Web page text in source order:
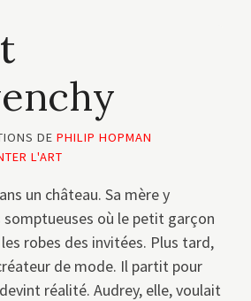
DE PHILIP HOPMAN
L'ART
un château. Sa mère y
où le petit garçon
robes des invitées. Plus tard,
de mode. Il partit pour
réalité. Audrey, elle, voulait